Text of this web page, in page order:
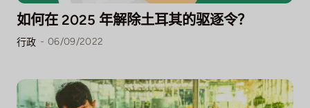
如何在 2025 年解除土耳其的驱逐令？
行政 - 06/09/2022